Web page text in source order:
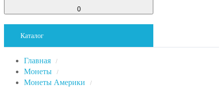
0
Каталог
Главная /
Монеты /
Монеты Америки /